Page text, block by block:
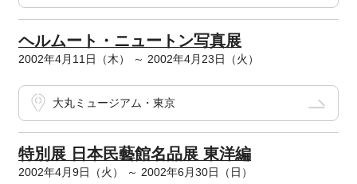
ヘルムート・ニュートン写真展
2002年4月11日（木） ～ 2002年4月23日（火）
大丸ミュージアム・東京
特別展 日本民藝館名品展 東洋編
2002年4月9日（火） ～ 2002年6月30日（日）